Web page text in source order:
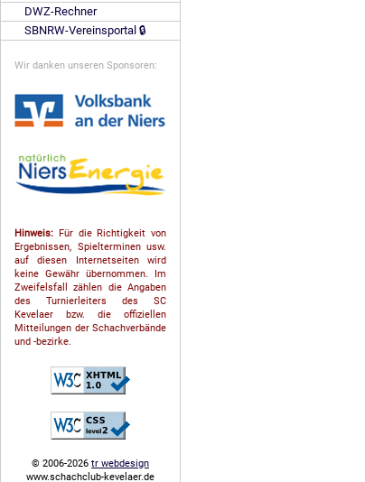
DWZ-Rechner
SBNRW-Vereinsportal 🔒
Wir danken unseren Sponsoren:
Hinweis: Für die Richtigkeit von
Ergebnissen, Spielterminen usw.
auf diesen Internetseiten wird
keine Gewähr übernommen. Im
Zweifelsfall zählen die Angaben
des Turnierleiters des SC
Kevelaer bzw. die offiziellen
Mitteilungen der Schach­ver­bände
und -bezirke.
© 2006-2026 tr webdesign
www.schachclub-kevelaer.de